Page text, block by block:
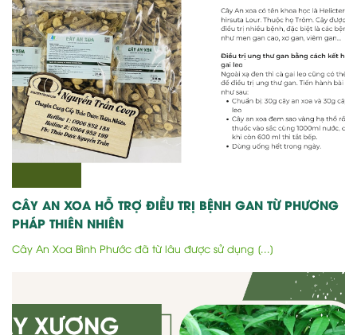
CÂY AN XOA HỖ TRỢ ĐIỀU TRỊ BỆNH GAN TỪ PHƯƠNG
PHÁP THIÊN NHIÊN
Cây An Xoa Bình Phước đã từ lâu được sử dụng [...]